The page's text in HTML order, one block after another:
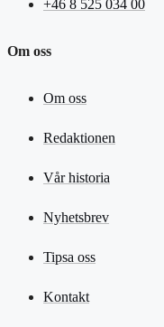
+46 8 525 034 00
Om oss
Om oss
Redaktionen
Vår historia
Nyhetsbrev
Tipsa oss
Kontakt